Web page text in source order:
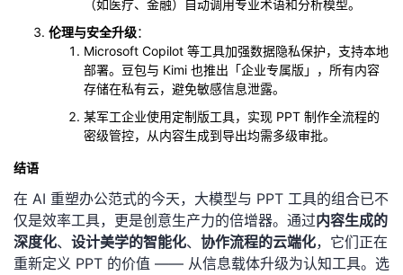
（如医疗、金融）自动调用专业术语和分析模型。
伦理与安全升级：
Microsoft Copilot 等工具加强数据隐私保护，支持本地
部署。豆包与 Kimi 也推出「企业专属版」，所有内容
存储在私有云，避免敏感信息泄露。
某军工企业使用定制版工具，实现 PPT 制作全流程的
密级管控，从内容生成到导出均需多级审批。
结语
在 AI 重塑办公范式的今天，大模型与 PPT 工具的组合已不
仅是效率工具，更是创意生产力的倍增器。通过内容生成的
深度化、 设计美学的智能化、 协作流程的云端化，它们正在
重新定义 PPT 的价值 —— 从信息载体升级为认知工具。选